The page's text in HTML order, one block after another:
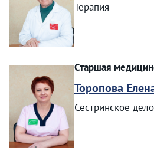
Терапия
Старшая
Торопова
Сестринское дело